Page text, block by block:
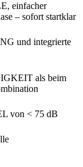
, einfacher
– sofort startklar
und integrierte
als beim
von < 75 dB